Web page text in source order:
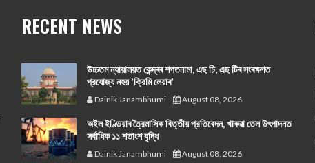
RECENT NEWS
উচ্চতম ন্যায়ালয়ত কেন্দ্ৰৰ শপতনামা, এছ চি, এছ টিৰ সংৰক্ষণত
প্রযোজ্য নহয় 'ক্রিমি লেয়াৰ'
Dainik Janambhumi August 08, 2026
অইল ইণ্ডিয়াৰ ত্রৈমাসিক বিত্তীয় প্রতিবেদন, খাৰুৱা তেল উৎপাদনত
সর্বাধিক ১১ শতাংশ বৃদ্ধি
Dainik Janambhumi August 08, 2026